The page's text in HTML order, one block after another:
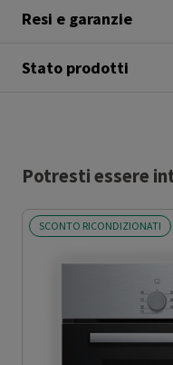
Resi e garanzie
Stato prodotti
Potresti essere
SCONTO RICONDIZIONATI